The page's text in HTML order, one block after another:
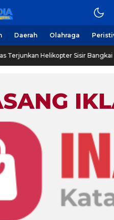
Daerah Olahraga
Helikopter Sisir Bangkai KMP